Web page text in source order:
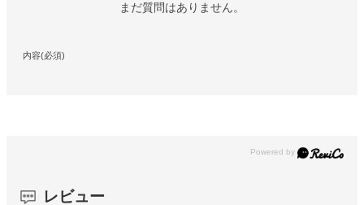
まだ質問はありません。
内容(必須)
レビュー